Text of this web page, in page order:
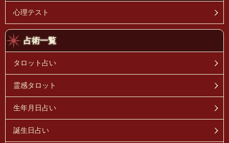
心理テスト
占術一覧
タロット占い
霊感タロット
生年月日占い
誕生日占い